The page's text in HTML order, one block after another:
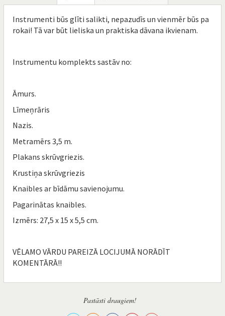
Instrumenti būs glīti salikti, nepazudīs un vienmēr būs pa
rokai! Tā var būt lieliska un praktiska dāvana ikvienam.
Instrumentu komplekts sastāv no:
Āmurs.
Līmeņrāris
Nazis.
Metramērs 3,5 m.
Plakans skrūvgriezis.
Krustiņa skrūvgriezis
Knaibles ar bīdāmu savienojumu.
Pagarinātas knaibles.
Izmērs: 27,5 x 15 x 5,5 cm.
VĒLAMO VĀRDU PAREIZĀ LOCIJUMĀ NORĀDĪT
KOMENTĀRĀ!!
Pastāsti draugiem!